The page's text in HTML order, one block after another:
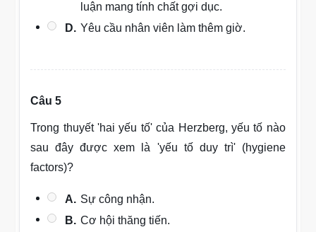
luận mang tính chất gợi dục.
D. Yêu cầu nhân viên làm thêm giờ.
Câu 5
Trong thuyết 'hai yếu tố' của Herzberg, yếu tố nào
sau đây được xem là 'yếu tố duy trì' (hygiene
factors)?
A. Sự công nhận.
B. Cơ hội thăng tiến.